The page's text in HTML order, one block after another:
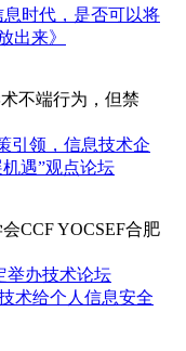
息时代，是否可以将
出来》
不端行为，但禁
引领，信息技术企
遇”观点论坛
CCF YOCSEF合肥
举办技术论坛
术给个人信息安全